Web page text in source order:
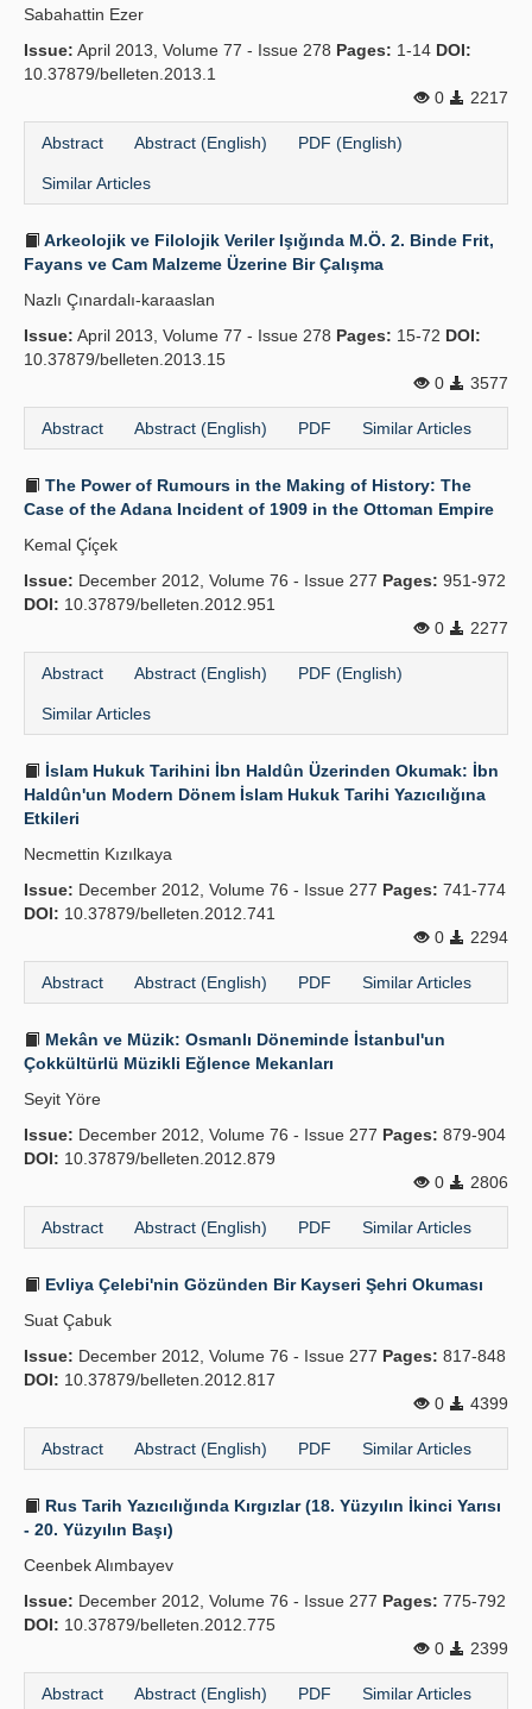
Sabahattin Ezer
Issue: April 2013, Volume 77 - Issue 278 Pages: 1-14 DOI:
10.37879/belleten.2013.1
0
2217
Abstract Abstract (English) PDF (English)
Similar Articles
Arkeolojik ve Filolojik Veriler Işığında M.Ö. 2. Binde Frit,
Fayans ve Cam Malzeme Üzerine Bir Çalışma
Nazlı Çınardalı-karaaslan
Issue: April 2013, Volume 77 - Issue 278 Pages: 15-72 DOI:
10.37879/belleten.2013.15
0
3577
Abstract Abstract (English) PDF Similar Articles
The Power of Rumours in the Making of History: The
Case of the Adana Incident of 1909 in the Ottoman Empire
Kemal Çi̇çek
Issue: December 2012, Volume 76 - Issue 277 Pages: 951-972
DOI: 10.37879/belleten.2012.951
0
2277
Abstract Abstract (English) PDF (English)
Similar Articles
İslam Hukuk Tarihini İbn Haldûn Üzerinden Okumak: İbn
Haldûn'un Modern Dönem İslam Hukuk Tarihi Yazıcılığına
Etkileri
Necmettin Kızılkaya
Issue: December 2012, Volume 76 - Issue 277 Pages: 741-774
DOI: 10.37879/belleten.2012.741
0
2294
Abstract Abstract (English) PDF Similar Articles
Mekân ve Müzik: Osmanlı Döneminde İstanbul'un
Çokkültürlü Müzikli Eğlence Mekanları
Seyit Yöre
Issue: December 2012, Volume 76 - Issue 277 Pages: 879-904
DOI: 10.37879/belleten.2012.879
0
2806
Abstract Abstract (English) PDF Similar Articles
Evliya Çelebi'nin Gözünden Bir Kayseri Şehri Okuması
Suat Çabuk
Issue: December 2012, Volume 76 - Issue 277 Pages: 817-848
DOI: 10.37879/belleten.2012.817
0
4399
Abstract Abstract (English) PDF Similar Articles
Rus Tarih Yazıcılığında Kırgızlar (18. Yüzyılın İkinci Yarısı
- 20. Yüzyılın Başı)
Ceenbek Alımbayev
Issue: December 2012, Volume 76 - Issue 277 Pages: 775-792
DOI: 10.37879/belleten.2012.775
0
2399
Abstract Abstract (English) PDF Similar Articles